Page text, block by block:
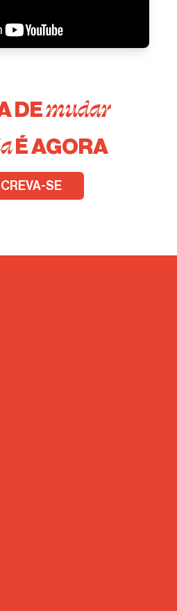
DEmudar
É AGORA
SE